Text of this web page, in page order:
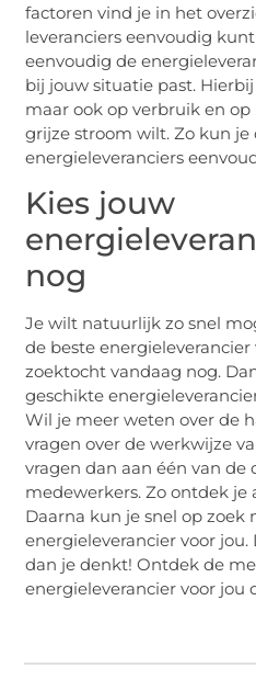
factoren vind je in het
leveranciers eenvoudig
eenvoudig de
bij jouw situatie past.
maar ook op verbruik en
grijze stroom wilt. Zo kun je
energieleveranciers
Kies jouw
nog
Je wilt natuurlijk zo snel
de beste
zoektocht vandaag nog.
geschikte
Wil je meer weten over de
vragen over de werkwijze
vragen dan aan één van de
medewerkers. Zo ontdek je
Daarna kun je snel op zoek
energieleverancier voor
dan je denkt! Ontdek de
energieleverancier voor jou